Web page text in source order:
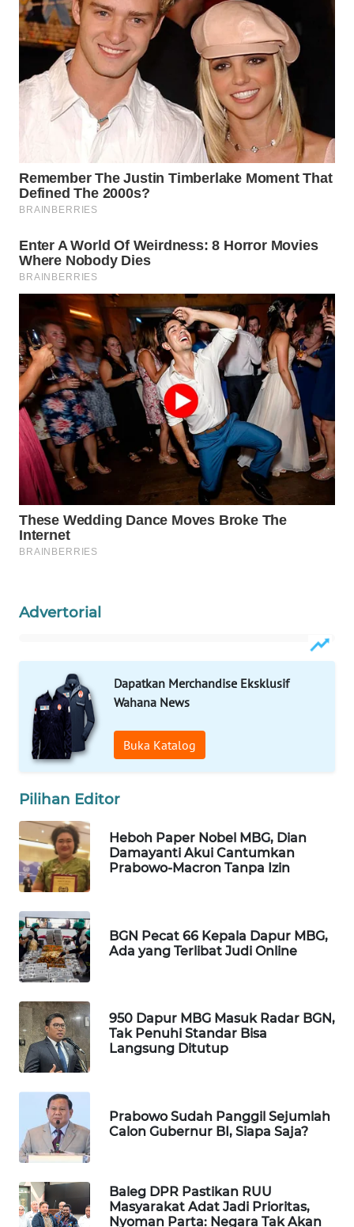
Advertorial
Dapatkan Merchandise Eksklusif
Wahana News
Buka Katalog
Pilihan Editor
Heboh Paper Nobel MBG, Dian
Damayanti Akui Cantumkan
Prabowo-Macron Tanpa Izin
BGN Pecat 66 Kepala Dapur MBG,
Ada yang Terlibat Judi Online
950 Dapur MBG Masuk Radar BGN,
Tak Penuhi Standar Bisa
Langsung Ditutup
Prabowo Sudah Panggil Sejumlah
Calon Gubernur BI, Siapa Saja?
Baleg DPR Pastikan RUU
Masyarakat Adat Jadi Prioritas,
Nyoman Parta: Negara Tak Akan
WAHANA
ADVOKAT
WAHANA
INFRASTRUKTUR
WAHANA
LISTRIK
WAHANA
TRAVEL
WAHANA
TV
WAHANANEWS
ID
WAHANANEWS
CO ID
WAHANANEWS
NET
WAHANA
SPORT
UMKM
SELEB
WAHANA
PERSONA
WAHANA
WAHANA
HEALTH
WAHANA
WISATA
LAPAK
WAHANA
Wahana
Network
LISTRIK
MASYARAKAT
KELISTRIKAN
WALINKI
ID